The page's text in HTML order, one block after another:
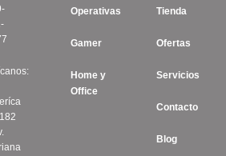
Operativas
Gamer
Home y
Office
Tienda
Ofertas
Servicios
Contacto
Blog